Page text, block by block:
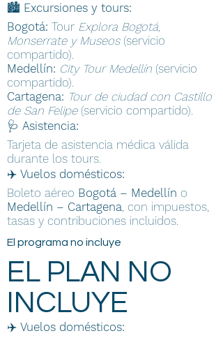
🏙️ Excursiones y tours:
Bogotá: Tour Explora Bogotá,
Monserrate y Museos(servicio
compartido).
Medellín: City Tour Medellín (servicio
compartido).
Cartagena: Tour de ciudad con Castillo
de San Felipe(servicio compartido).
🩺 Asistencia:
Tarjeta de asistencia médica válida
durante los tours.
✈️ Vuelos domésticos:
Boleto aéreo Bogotá – Medellín o
Medellín – Cartagena, con impuestos,
tasas y contribuciones incluidos.
El programa no incluye
EL PLAN NO
INCLUYE
✈️ Vuelos domésticos: